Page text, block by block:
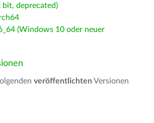
deprecated)
(Windows 10 oder neuer
veröffentlichten Versionen